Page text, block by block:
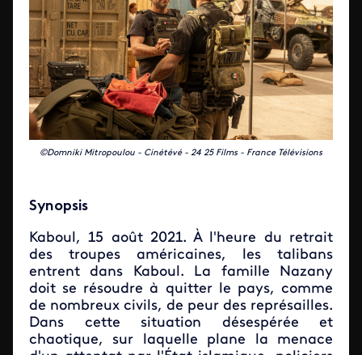
©Domniki Mitropoulou - Cinétévé - 24 25 Films - France Télévisions
Synopsis
Kaboul, 15 août 2021. À l'heure du retrait
des troupes américaines, les talibans
entrent dans Kaboul. La famille Nazany
doit se résoudre à quitter le pays, comme
de nombreux civils, de peur des représailles.
Dans cette situation désespérée et
chaotique, sur laquelle plane la menace